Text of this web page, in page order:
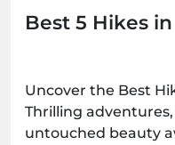
Best 5 Hikes
Uncover the Best
Thrilling
untouched beauty